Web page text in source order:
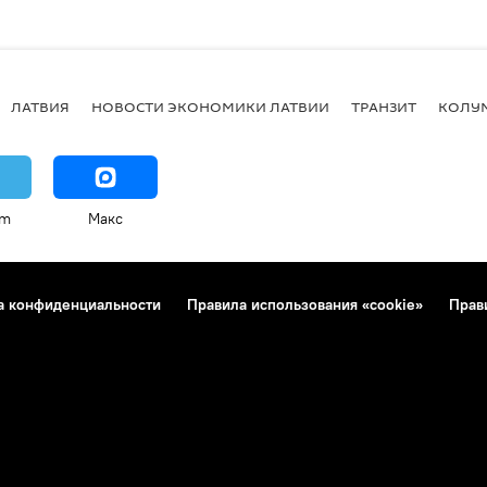
ЛАТВИЯ НОВОСТИ ЭКОНОМИКИ ЛАТВИИ ТРАНЗИТ
Макс
конфиденциальности Правила использования «cookie»